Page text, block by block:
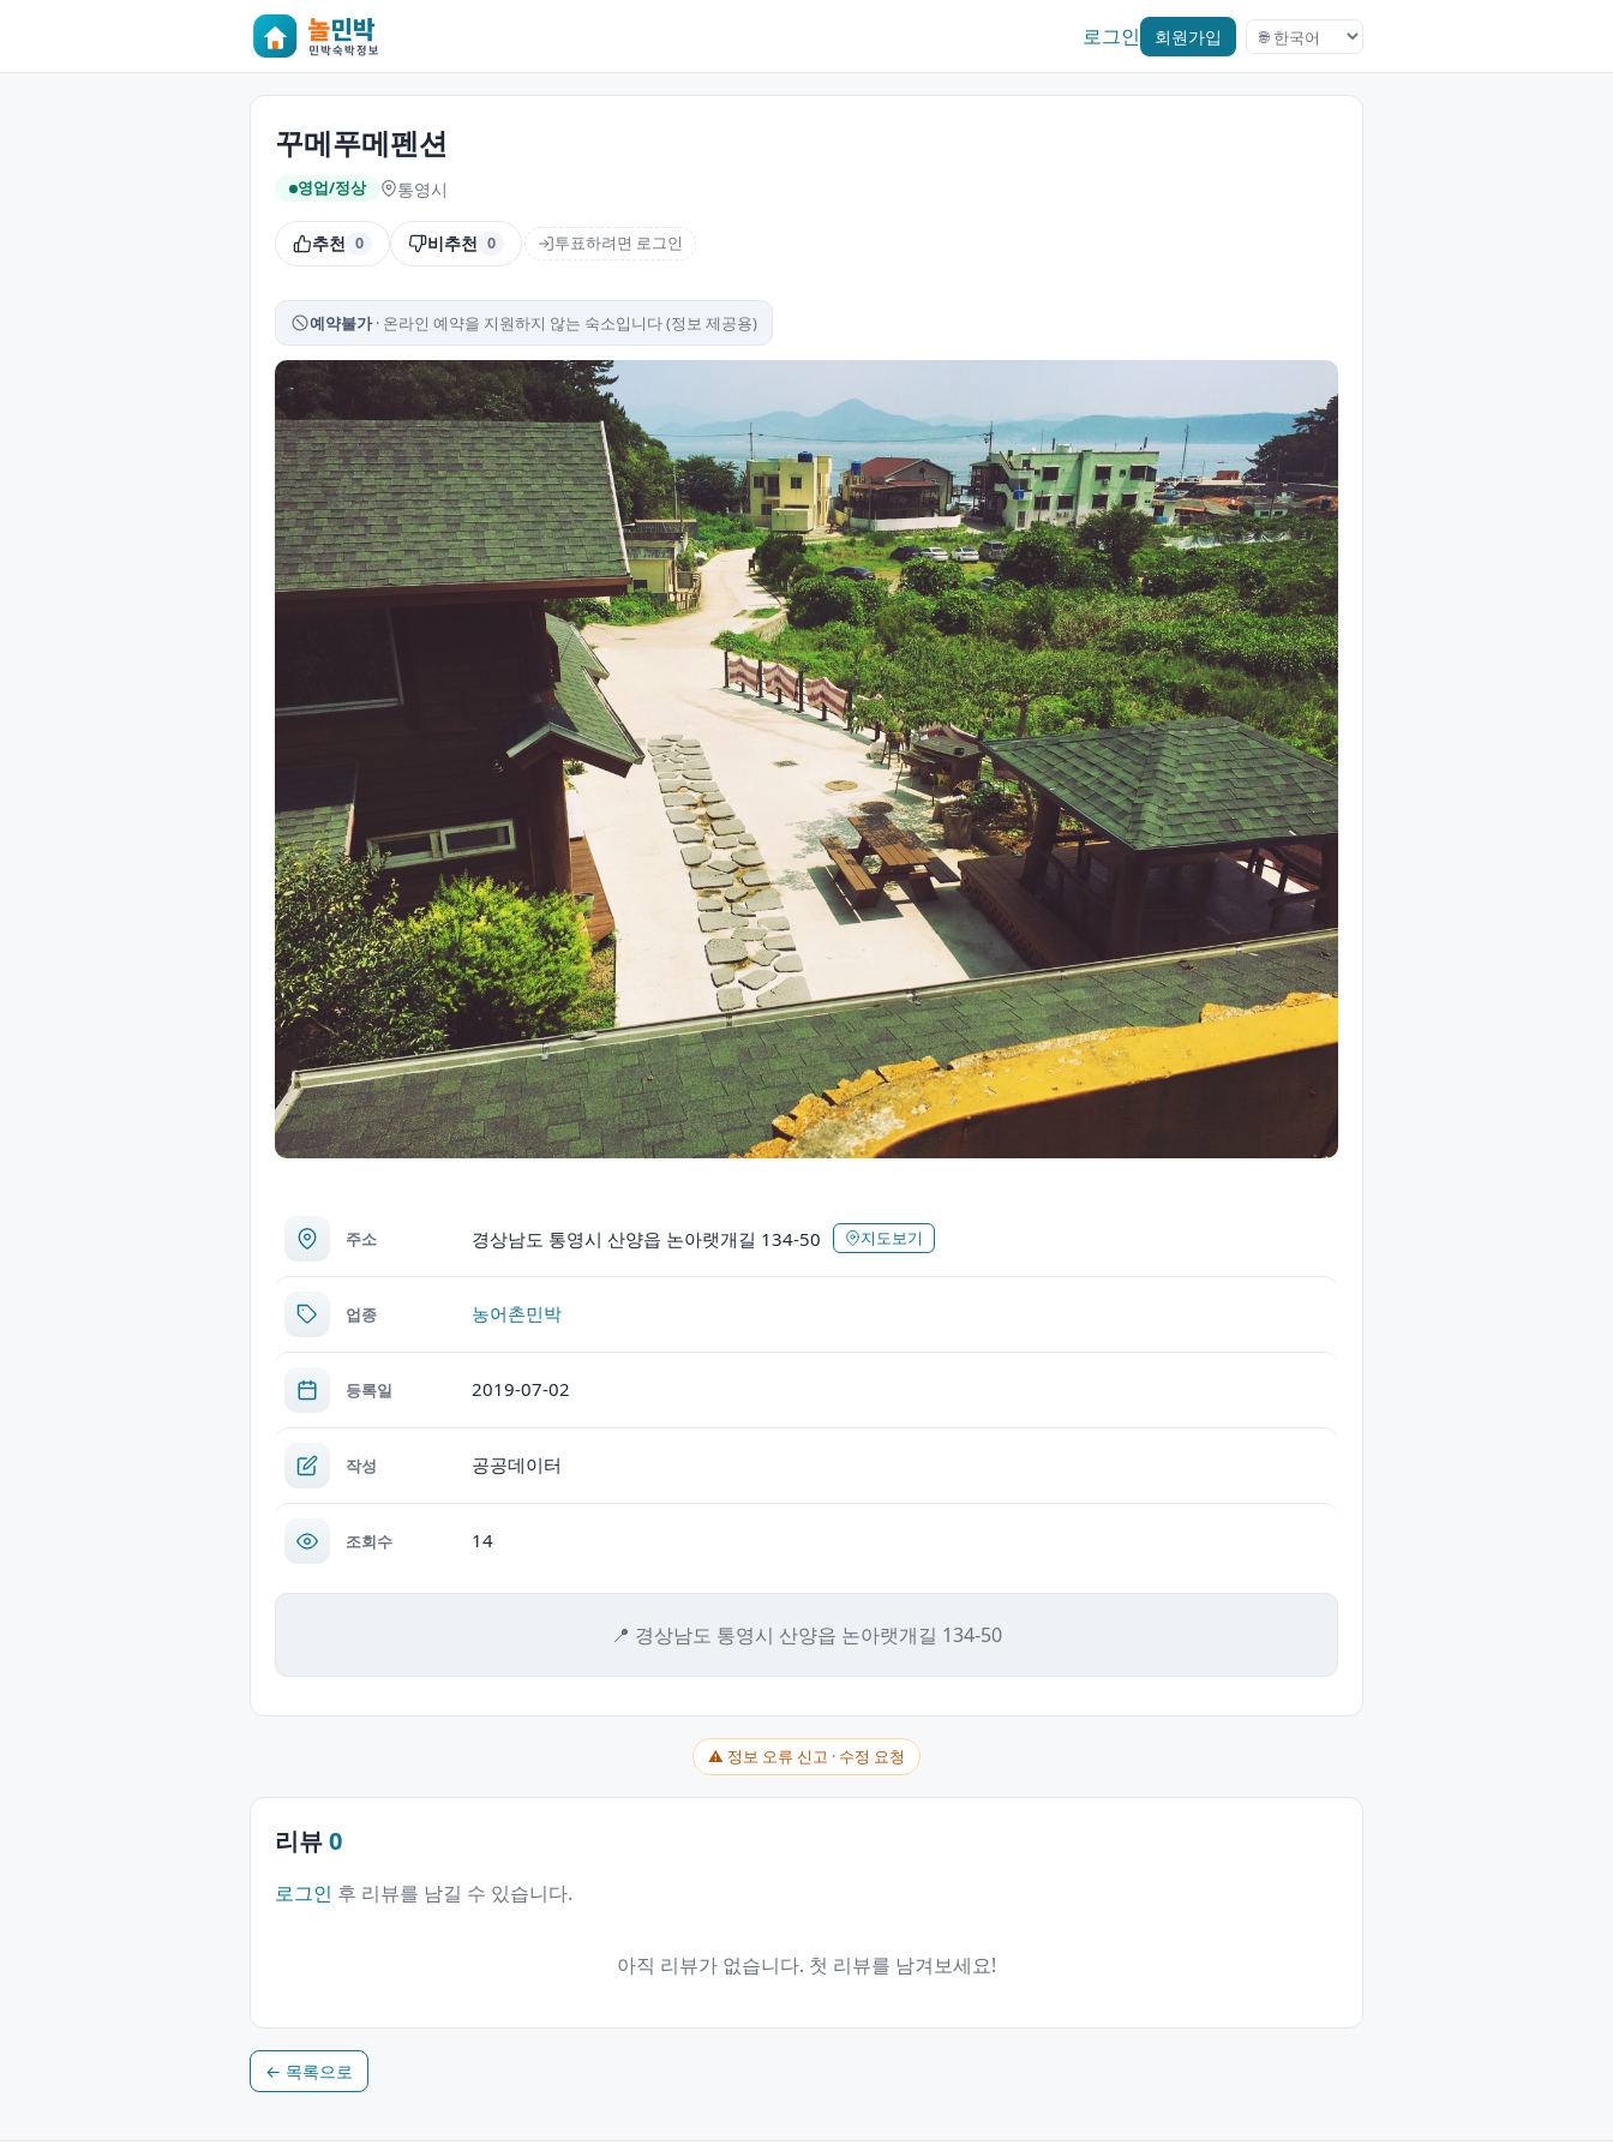
로그인 회원가입
꾸메푸메펜션
영업/정상 통영시
추천 0 비추천 0 투표하려면 로그인
예약불가 온라인 예약을 지원하지 않는 숙소입니다 (정보 제공용)
주소 경상남도 통영시 산양읍 논아랫개길 134-50 지도보기
업종 농어촌민박
등록일 2019-07-02
작성 공공데이터
조회수 14
📍 경상남도 통영시 산양읍 논아랫개길 134-50
⚠ 정보 오류 신고 · 수정 요청
리뷰0
로그인 후 리뷰를 남길 수 있습니다.
아직 리뷰가 없습니다. 첫 리뷰를 남겨보세요!
← 목록으로